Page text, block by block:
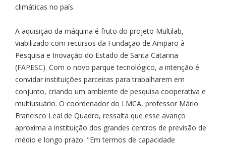
climáticas no país.
A aquisição da máquina é fruto do projeto Multilab,
viabilizado com recursos da Fundação de Amparo à
Pesquisa e Inovação do Estado de Santa Catarina
(FAPESC). Com o novo parque tecnológico, a intenção é
convidar instituições parceiras para trabalharem em
conjunto, criando um ambiente de pesquisa cooperativa e
multiusuário. O coordenador do LMCA, professor Mário
Francisco Leal de Quadro, ressalta que esse avanço
aproxima a instituição dos grandes centros de previsão de
médio e longo prazo. "Em termos de capacidade